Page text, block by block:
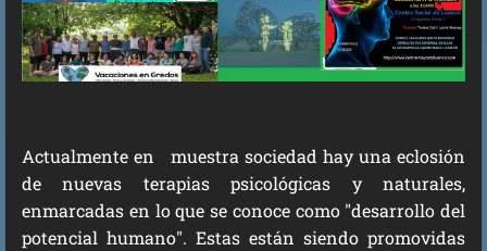
Actualmente en muestra sociedad hay una eclosión
de nuevas terapias psicológicas y naturales,
enmarcadas en lo que se conoce como "desarrollo del
potencial humano". Estas están siendo promovidas